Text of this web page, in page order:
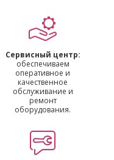
Сервисный центр:
обеспечиваем
оперативное и
качественное
обслуживание и
ремонт
оборудования.